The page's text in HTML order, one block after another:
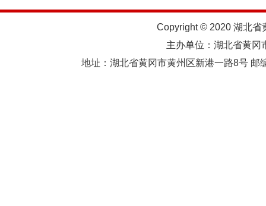
Copyright © 2020 湖北省
主办单位：湖北省黄
地址：湖北省黄冈市黄州区新港一路8号